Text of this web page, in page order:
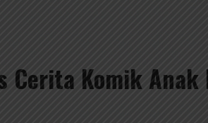
Cerita Komik